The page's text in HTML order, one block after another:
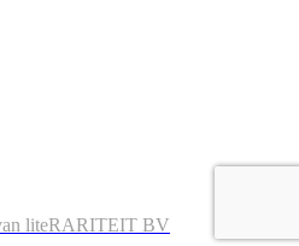
liteRARITEIT BV